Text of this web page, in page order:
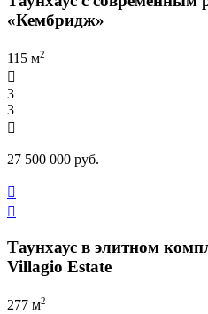
«Кембридж»
115 м2

3
3

27 500 000 руб.


Таунхаус в элитном
Villagio Estate
277 м2